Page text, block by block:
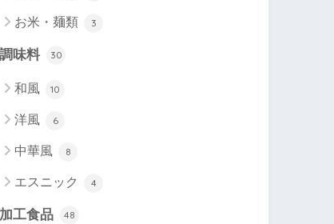
お米・麺類 3
調味料 30
和風 10
洋風 6
中華風 8
エスニック 4
加工食品 48